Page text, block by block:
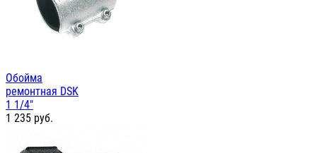
Обойма
ремонтная DSK
1 1/4"
1 235 руб.